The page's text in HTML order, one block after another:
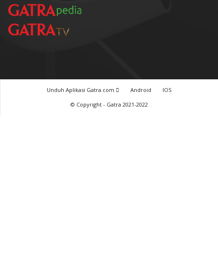
Unduh Aplikasi Gatra.com Android
IOS
© Copyright - Gatra 2021-2022